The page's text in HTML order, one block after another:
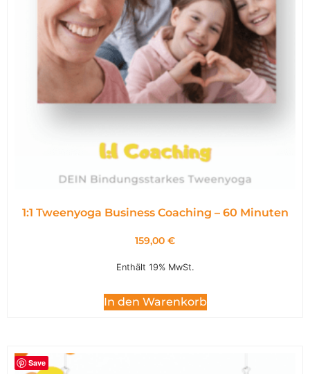
1:1 Tweenyoga Business Coaching – 60 Minuten
159,00 €
Enthält 19% MwSt.
In den Warenkorb
Save